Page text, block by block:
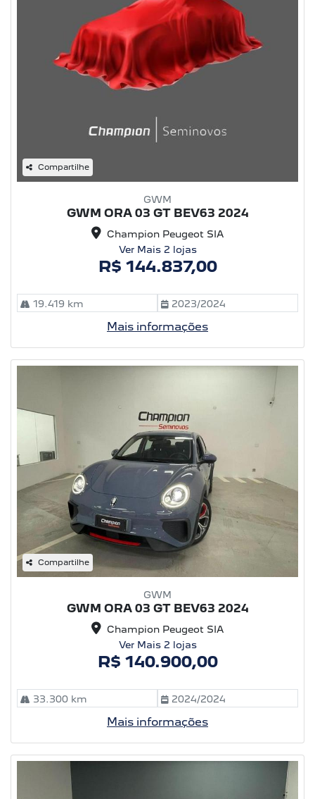
Compartilhe
GWM
GWM ORA 03 GT BEV63 2024
Champion Peugeot SIA
Ver Mais 2 lojas
R$ 144.837,00
19.419 km 2023/2024
Mais informações
Compartilhe
GWM
GWM ORA 03 GT BEV63 2024
Champion Peugeot SIA
Ver Mais 2 lojas
R$ 140.900,00
33.300 km 2024/2024
Mais informações